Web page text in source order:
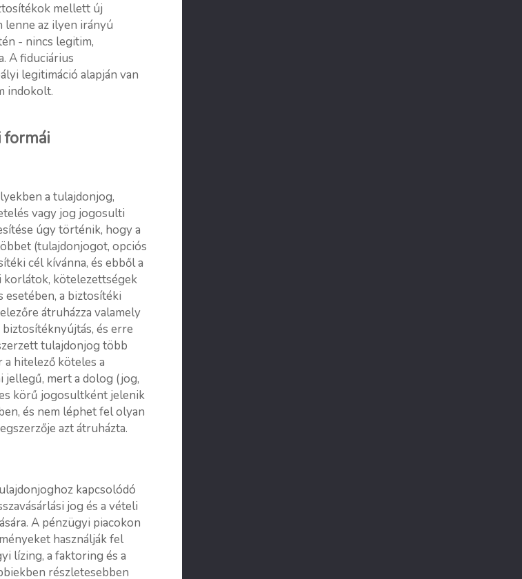
mellett új
az ilyen irányú
- nincs legitim,
A fiduciárius
legitimáció alapján van
indokolt.
formái
a tulajdonjog,
vagy jog jogosulti
úgy történik, hogy a
(tulajdonjogot, opciós
cél kívánna, és ebből a
korlátok, kötelezettségek
a biztosítéki
átruházza valamely
és erre
tulajdonjog több
hitelező köteles a
jellegű, mert a dolog (jog,
körű jogosultként jelenik
és nem léphet fel olyan
azt átruházta.
kapcsolódó
jog és a vételi
A pénzügyi piacokon
használják fel
lízing, a faktoring és a
részletesebben